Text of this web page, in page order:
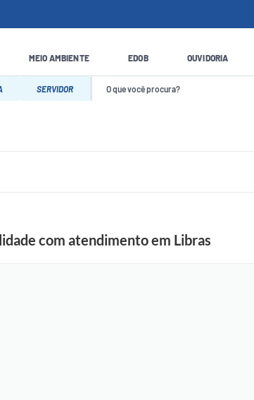
MEIO AMBIENTE EDOB OUVIDORIA
SERVIDOR
com atendimento em Libras